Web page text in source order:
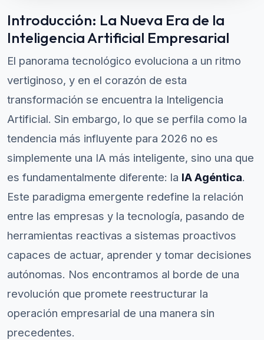
Introducción: La Nueva Era de la
Inteligencia Artificial Empresarial
El panorama tecnológico evoluciona a un ritmo
vertiginoso, y en el corazón de esta
transformación se encuentra la Inteligencia
Artificial. Sin embargo, lo que se perfila como la
tendencia más influyente para 2026 no es
simplemente una IA más inteligente, sino una que
es fundamentalmente diferente: la IA Agéntica.
Este paradigma emergente redefine la relación
entre las empresas y la tecnología, pasando de
herramientas reactivas a sistemas proactivos
capaces de actuar, aprender y tomar decisiones
autónomas. Nos encontramos al borde de una
revolución que promete reestructurar la
operación empresarial de una manera sin
precedentes.